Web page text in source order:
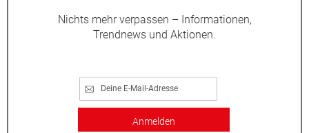
Nichts mehr verpassen – Informationen,
Trendnews und Aktionen.
Anmelden